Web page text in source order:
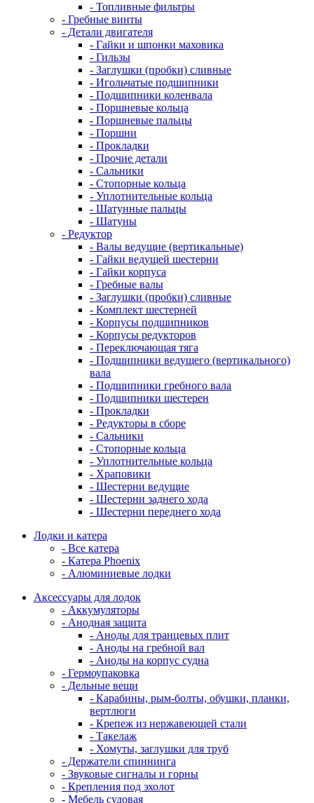
- Топливные фильтры
- Гребные винты
- Детали двигателя
- Гайки и шпонки маховика
- Гильзы
- Заглушки (пробки) сливные
- Игольчатые подшипники
- Подшипники коленвала
- Поршневые кольца
- Поршневые пальцы
- Поршни
- Прокладки
- Прочие детали
- Сальники
- Стопорные кольца
- Уплотнительные кольца
- Шатунные пальцы
- Шатуны
- Редуктор
- Валы ведущие (вертикальные)
- Гайки ведущей шестерни
- Гайки корпуса
- Гребные валы
- Заглушки (пробки) сливные
- Комплект шестерней
- Корпусы подшипников
- Корпусы редукторов
- Переключающая тяга
- Подшипники ведущего (вертикального)
вала
- Подшипники гребного вала
- Подшипники шестерен
- Прокладки
- Редукторы в сборе
- Сальники
- Стопорные кольца
- Уплотнительные кольца
- Храповики
- Шестерни ведущие
- Шестерни заднего хода
- Шестерни переднего хода
Лодки и катера
- Все катера
- Катера Phoenix
- Алюминиевые лодки
Аксессуары для лодок
- Аккумуляторы
- Анодная защита
- Аноды для транцевых плит
- Аноды на гребной вал
- Аноды на корпус судна
- Гермоупаковка
- Дельные вещи
- Карабины, рым-болты, обушки, планки,
вертлюги
- Крепеж из нержавеющей стали
- Такелаж
- Хомуты, заглушки для труб
- Держатели спиннинга
- Звуковые сигналы и горны
- Крепления под эхолот
- Мебель судовая